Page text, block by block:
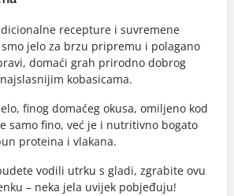
recepture i suvremene
jelo za brzu pripremu i polagano
domaći grah prirodno dobrog
kobasicama.
finog domaćeg okusa, omiljeno kod
samo fino, već je i nutritivno bogato
proteina i vlakana.
vodili utrku s gladi, zgrabite ovu
– neka jela uvijek pobjeđuju!